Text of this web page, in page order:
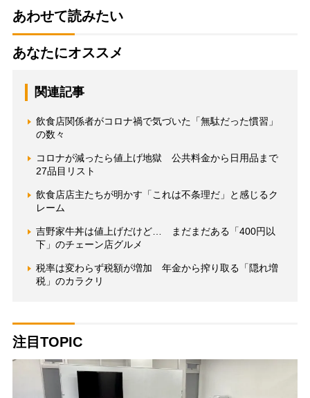
あわせて読みたい
あなたにオススメ
関連記事
飲食店関係者がコロナ禍で気づいた「無駄だった慣習」
の数々
コロナが減ったら値上げ地獄 公共料金から日用品まで
27品目リスト
飲食店店主たちが明かす「これは不条理だ」と感じるク
レーム
吉野家牛丼は値上げだけど… まだまだある「400円以
下」のチェーン店グルメ
税率は変わらず税額が増加 年金から搾り取る「隠れ増
税」のカラクリ
注目TOPIC